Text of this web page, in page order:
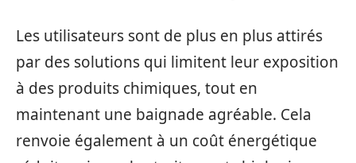
Les utilisateurs sont de plus en plus attirés
par des solutions qui limitent leur exposition
à des produits chimiques, tout en
maintenant une baignade agréable. Cela
renvoie également à un coût énergétique